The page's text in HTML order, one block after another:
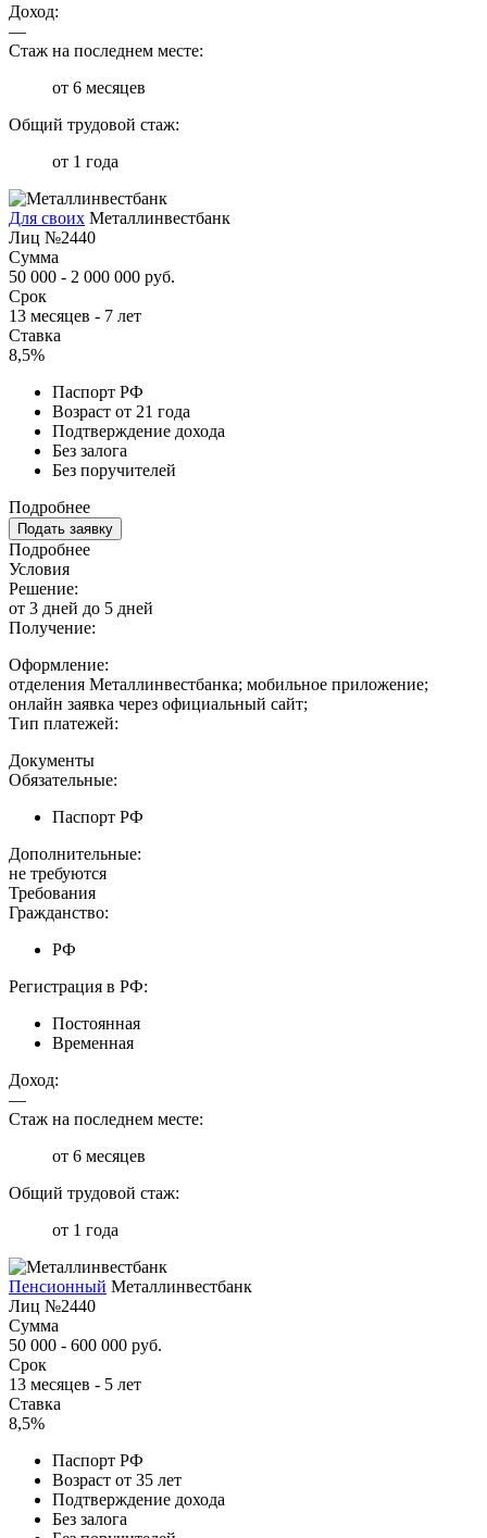
Доход:
—
Стаж на последнем месте:
от 6 месяцев
Общий трудовой стаж:
от 1 года
Для своих Металлинвестбанк
Лиц №2440
Сумма
50 000 - 2 000 000 руб.
Срок
13 месяцев - 7 лет
Ставка
8,5%
Паспорт РФ
Возраст от 21 года
Подтверждение дохода
Без залога
Без поручителей
Подробнее
Подать заявку
Подробнее
Условия
Решение:
от 3 дней до 5 дней
Получение:
Оформление:
отделения Металлинвестбанка; мобильное приложение;
онлайн заявка через официальный сайт;
Тип платежей:
Документы
Обязательные:
Паспорт РФ
Дополнительные:
не требуются
Требования
Гражданство:
РФ
Регистрация в РФ:
Постоянная
Временная
Доход:
—
Стаж на последнем месте:
от 6 месяцев
Общий трудовой стаж:
от 1 года
Пенсионный Металлинвестбанк
Лиц №2440
Сумма
50 000 - 600 000 руб.
Срок
13 месяцев - 5 лет
Ставка
8,5%
Паспорт РФ
Возраст от 35 лет
Подтверждение дохода
Без залога